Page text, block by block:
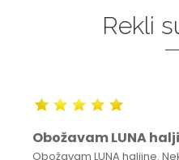
Rekli
Obožavam LUNA
Obožavam LUNA haljine.